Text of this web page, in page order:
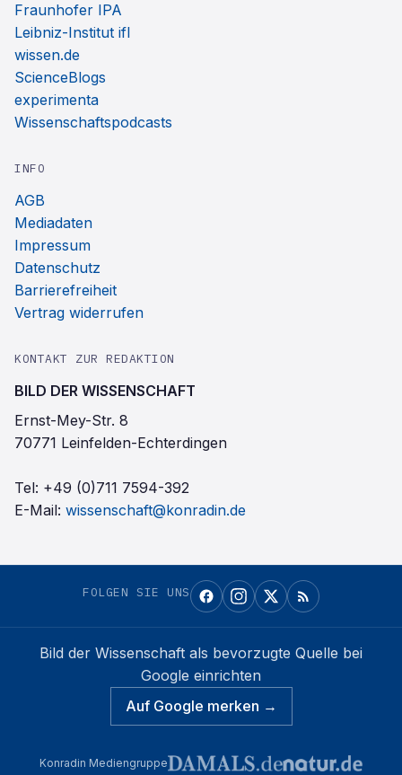
Fraunhofer IPA
Leibniz-Institut ifl
wissen.de
ScienceBlogs
experimenta
Wissenschaftspodcasts
INFO
AGB
Mediadaten
Impressum
Datenschutz
Barrierefreiheit
Vertrag widerrufen
KONTAKT ZUR REDAKTION
BILD DER WISSENSCHAFT
Ernst-Mey-Str. 8
70771 Leinfelden-Echterdingen
Tel: +49 (0)711 7594-392
E-Mail: wissenschaft@konradin.de
FOLGEN SIE UNS
Bild der Wissenschaft als bevorzugte Quelle bei
Google einrichten
Auf Google merken →
Konradin Mediengruppe